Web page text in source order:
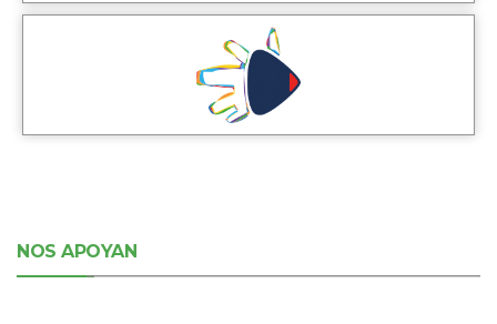
NOS APOYAN